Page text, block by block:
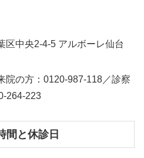
区中央2-4-5 アルボーレ仙台
院の方：0120-987-118／診察
264-223
間と休診日